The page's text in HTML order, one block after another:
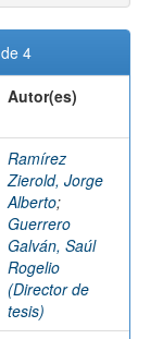
4
Autor(es)
Ramírez
Zierold, Jorge
Alberto;
Guerrero
Galván, Saúl
Rogelio
(Director de
tesis)